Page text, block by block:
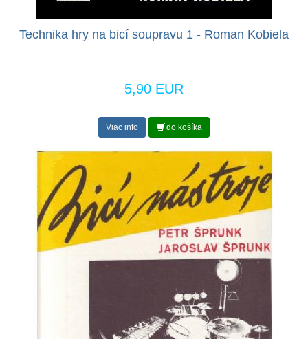
Technika hry na bicí soupravu 1 - Roman Kobiela
5,90 EUR
Viac info do košíka